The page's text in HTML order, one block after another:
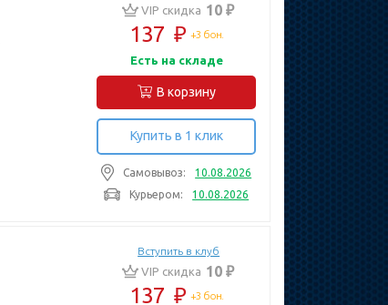
VIP скидка 10 ₽
137 ₽ +3 бон.
Есть на складе
В корзину
Купить в 1 клик
Самовывоз:
10.08.2026
Курьером:
10.08.2026
Вступить в клуб
VIP скидка 10 ₽
137 ₽ +3 бон.